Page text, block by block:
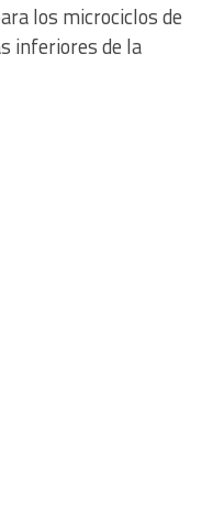
los microciclos de
inferiores de la